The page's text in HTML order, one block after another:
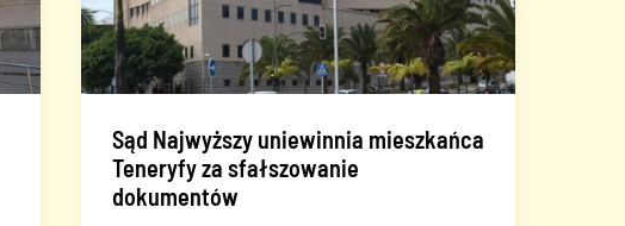
Sąd Najwyższy uniewinnia mieszkańca
Teneryfy za sfałszowanie
dokumentów